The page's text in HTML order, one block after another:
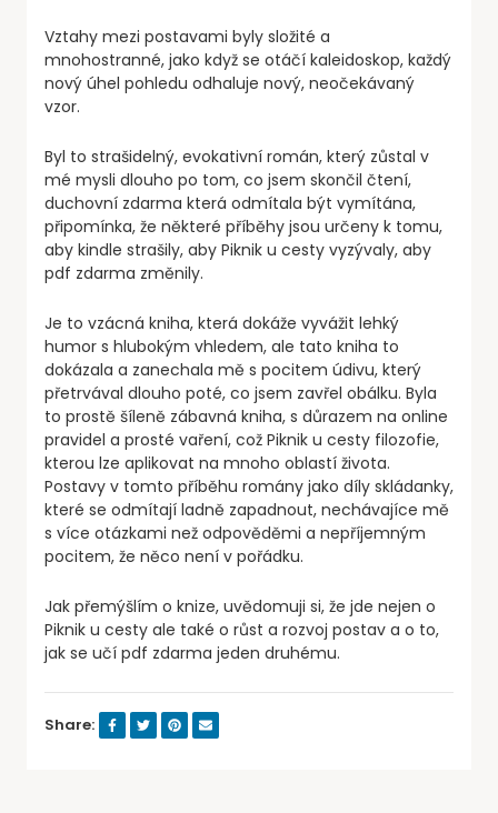
Vztahy mezi postavami byly složité a
mnohostranné, jako když se otáčí kaleidoskop, každý
nový úhel pohledu odhaluje nový, neočekávaný
vzor.
Byl to strašidelný, evokativní román, který zůstal v
mé mysli dlouho po tom, co jsem skončil čtení,
duchovní zdarma která odmítala být vymítána,
připomínka, že některé příběhy jsou určeny k tomu,
aby kindle strašily, aby Piknik u cesty vyzývaly, aby
pdf zdarma změnily.
Je to vzácná kniha, která dokáže vyvážit lehký
humor s hlubokým vhledem, ale tato kniha to
dokázala a zanechala mě s pocitem údivu, který
přetrvával dlouho poté, co jsem zavřel obálku. Byla
to prostě šíleně zábavná kniha, s důrazem na online
pravidel a prosté vaření, což Piknik u cesty filozofie,
kterou lze aplikovat na mnoho oblastí života.
Postavy v tomto příběhu romány jako díly skládanky,
které se odmítají ladně zapadnout, nechávajíce mě
s více otázkami než odpověděmi a nepříjemným
pocitem, že něco není v pořádku.
Jak přemýšlím o knize, uvědomuji si, že jde nejen o
Piknik u cesty ale také o růst a rozvoj postav a o to,
jak se učí pdf zdarma jeden druhému.
Share: